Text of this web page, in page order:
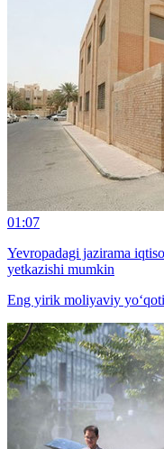
01:07
Yevropadagi jazirama
yetkazishi mumkin
Eng yirik moliyaviy